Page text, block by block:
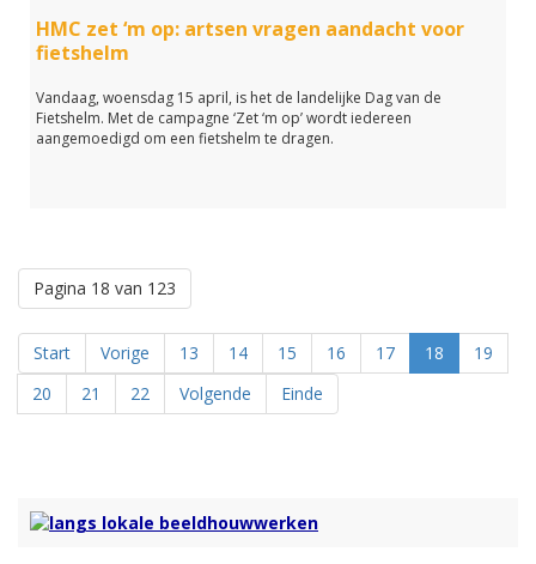
HMC zet ‘m op: artsen vragen aandacht voor
fietshelm
Vandaag, woensdag 15 april, is het de landelijke Dag van de
Fietshelm. Met de campagne ‘Zet ‘m op’ wordt iedereen
aangemoedigd om een fietshelm te dragen.
Pagina 18 van 123
Start Vorige 13 14 15 16 17 18
19
20
21 22 Volgende Einde